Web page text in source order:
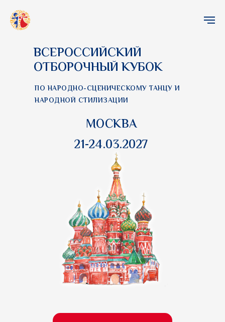
ВСЕРОССИЙСКИЙ
ОТБОРОЧНЫЙ КУБОК
ПО НАРОДНО-СЦЕНИЧЕСКОМУ ТАНЦУ И
НАРОДНОЙ СТИЛИЗАЦИИ
МОСКВА
21-24.03.2027